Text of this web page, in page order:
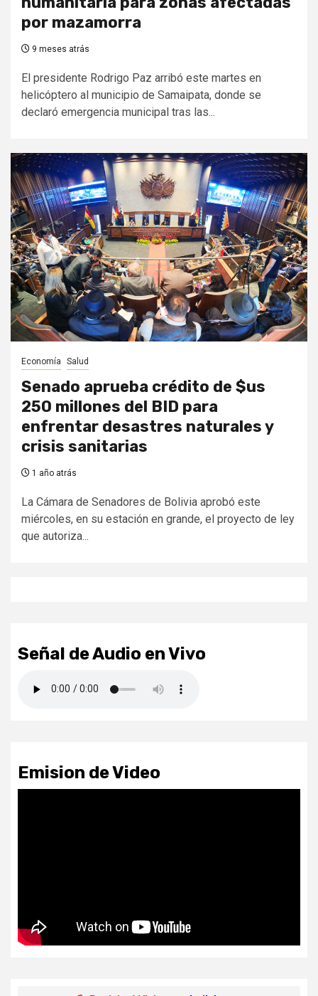
por mazamorra
9 meses atrás
El presidente Rodrigo Paz arribó este martes en
helicóptero al municipio de Samaipata, donde se
declaró emergencia municipal tras las...
Economía Salud
Senado aprueba crédito de $us
250 millones del BID para
enfrentar desastres naturales y
crisis sanitarias
1 año atrás
La Cámara de Senadores de Bolivia aprobó este
miércoles, en su estación en grande, el proyecto de ley
que autoriza...
Señal de Audio en Vivo
Emision de Video